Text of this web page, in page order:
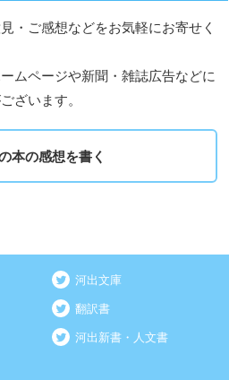
・ご感想などをお気軽にお寄せく
ムページや新聞・雑誌広告などに
ざいます。
本の感想を書く
河出文庫
翻訳書
河出新書・人文書